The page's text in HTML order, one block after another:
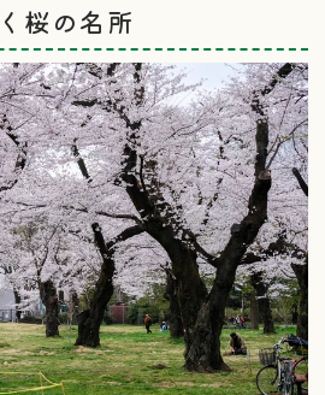
桜の名所